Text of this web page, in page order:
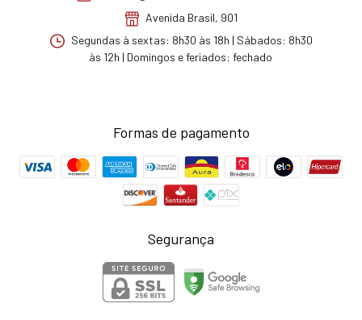
Avenida Brasil, 901
Segundas à sextas: 8h30 às 18h | Sábados: 8h30
às 12h | Domingos e feriados: fechado
Formas de pagamento
Segurança